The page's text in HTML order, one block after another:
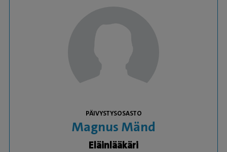
PÄIVYSTYSOSASTO
Magnus Mänd
Eläinlääkäri